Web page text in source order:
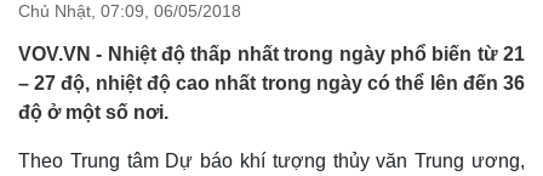
Nhận diện sự thật
Việc làm
Biển đảo
Chủ Nhật, 07:09, 06/05/2018
VOV.VN - Nhiệt độ thấp nhất trong ngày phổ biến từ 21
– 27 độ, nhiệt độ cao nhất trong ngày có thể lên đến 36
độ ở một số nơi.
Theo Trung tâm Dự báo khí tượng thủy văn Trung ương,